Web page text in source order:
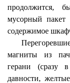
продолжится,
мусорный пакет
содержимое
магниты из
герани (сразу
давности,